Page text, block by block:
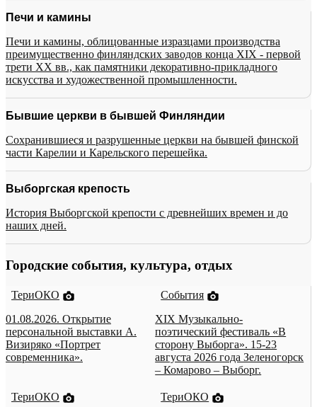
Печи и камины
Печи и камины, облицованные изразцами производства
преимущественно финляндских заводов конца XIX - первой
трети XX вв., как памятники декоративно-прикладного
искусства и художественной промышленности.
Бывшие церкви в бывшей Финляндии
Сохранившиеся и разрушенные церкви на бывшей финской
части Карелии и Карельского перешейка.
Выборгская крепость
История Выборгской крепости с древнейших времен и до
наших дней.
Городские события, культура, отдых
ТериОКО
01.08.2026. Открытие
персональной выставки А.
Визиряко «Портрет
современника».
События
XIX Музыкально-
поэтический фестиваль «В
сторону Выборга». 15-23
августа 2026 года Зеленогорск
– Комарово – Выборг.
ТериОКО
ТериОКО